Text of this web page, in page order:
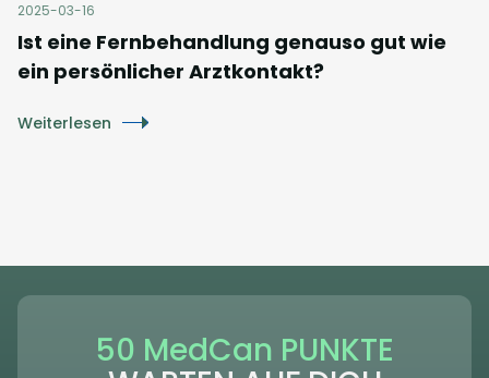
2025-03-16
Ist eine Fernbehandlung genauso gut wie
ein persönlicher Arztkontakt?
Weiterlesen
50 MedCan PUNKTE